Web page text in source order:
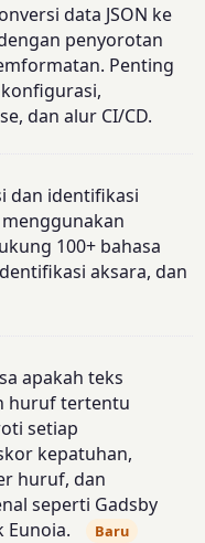
data JSON ke
penyorotan
Penting
dan alur CI/CD.
dan identifikasi
100+ bahasa
aksara, dan
apakah teks
huruf tertentu
setiap
kepatuhan,
huruf, dan
seperti Gadsby
Eunoia.
Baru